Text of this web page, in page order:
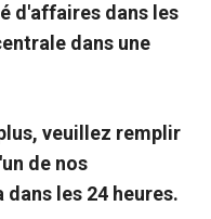
d'affaires dans les
dans une
veuillez remplir
de nos
les 24 heures.